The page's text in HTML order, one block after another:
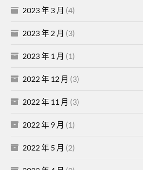
2023 年 3 月 (4)
2023 年 2 月 (3)
2023 年 1 月 (1)
2022 年 12 月 (3)
2022 年 11 月 (3)
2022 年 9 月 (1)
2022 年 5 月 (2)